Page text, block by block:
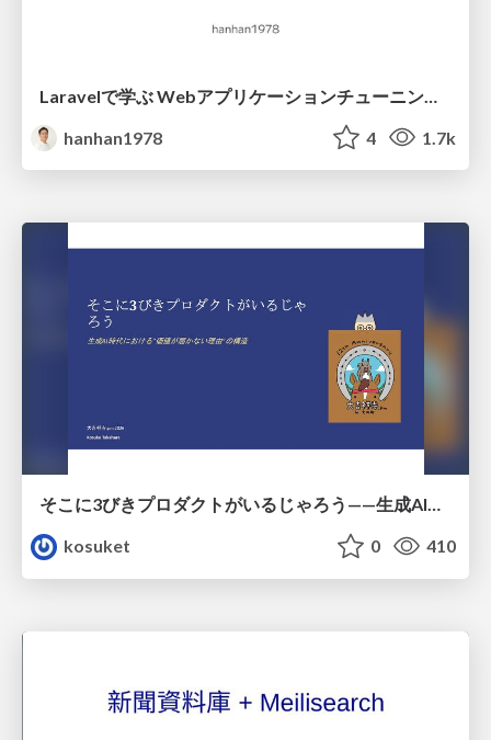
hanhan1978
4 1.7k
そこに3びきプロダクトがいるじゃろう——生成AI時代における“価値が届かない理由”の構造
kosuket
0 410